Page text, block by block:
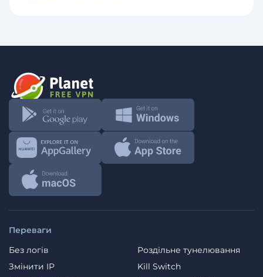
Переваги
Без логів
Роздільне тунелювання
Змінити IP
Kill Switch